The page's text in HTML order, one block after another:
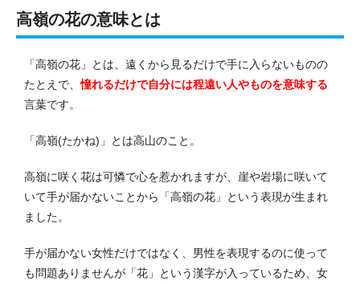
高嶺の花の意味とは
「高嶺の花」とは、遠くから見るだけで手に入らないものの
たとえで、憧れるだけで自分には程遠い人やものを意味する
言葉です。
「高嶺(たかね)」とは高山のこと。
高嶺に咲く花は可憐で心を惹かれますが、崖や岩場に咲いて
いて手が届かないことから「高嶺の花」という表現が生まれ
ました。
手が届かない女性だけではなく、男性を表現するのに使って
も問題ありませんが「花」という漢字が入っているため、女